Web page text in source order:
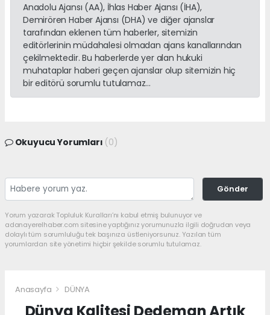
Anadolu Ajansı (AA), İhlas Haber Ajansı (İHA),
Demirören Haber Ajansı (DHA) ve diğer ajanslar
tarafından eklenen tüm haberler, sitemizin
editörlerinin müdahalesi olmadan ajans kanallarından
çekilmektedir. Bu haberlerde yer alan hukuki
muhataplar haberi geçen ajanslar olup sitemizin hiç
bir editörü sorumlu tutulamaz...
Okuyucu Yorumları (0)
Gönder
Yorum yazarak Topluluk Kuralları’nı kabul etmiş bulunuyor ve
adanayerelhaber.com sitesine yaptığınız yorumunuzla ilgili doğrudan veya
dolaylı tüm sorumluluğu tek başınıza üstleniyorsunuz. Yazılan tüm
yorumlardan site yönetimi hiçbir şekilde sorumlu tutulamaz.
Anasayfa DÜNYA